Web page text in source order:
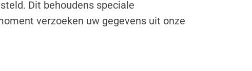
Dit behoudens speciale
verzoeken uw gegevens uit onze